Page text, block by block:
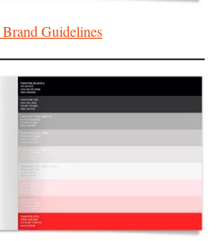
Brand Guidelines